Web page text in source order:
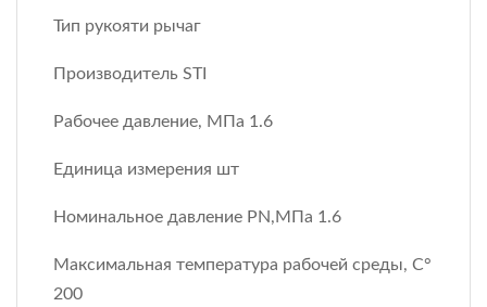
Тип рукояти рычаг
Производитель STI
Рабочее давление, МПа 1.6
Единица измерения шт
Номинальное давление PN,МПа 1.6
Максимальная температура рабочей среды, С°
200